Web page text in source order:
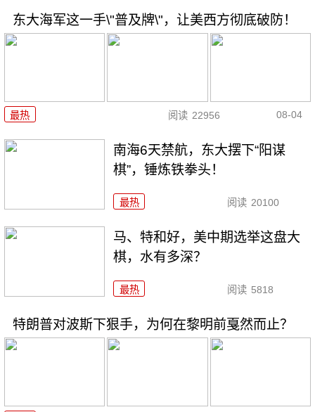
东大海军这一手\"普及牌\"，让美西方彻底破防！
最热 阅读 22956 08-04
南海6天禁航，东大摆下“阳谋
棋”，锤炼铁拳头！
最热 阅读 20100
马、特和好，美中期选举这盘大
棋，水有多深？
最热 阅读 5818
特朗普对波斯下狠手，为何在黎明前戛然而止？